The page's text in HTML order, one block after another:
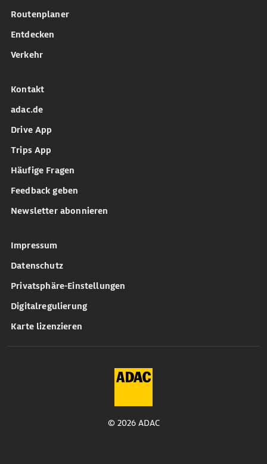
Routenplaner
Entdecken
Verkehr
Kontakt
adac.de
Drive App
Trips App
Häufige Fragen
Feedback geben
Newsletter abonnieren
Impressum
Datenschutz
Privatsphäre-Einstellungen
Digitalregulierung
Karte lizenzieren
© 2026 ADAC